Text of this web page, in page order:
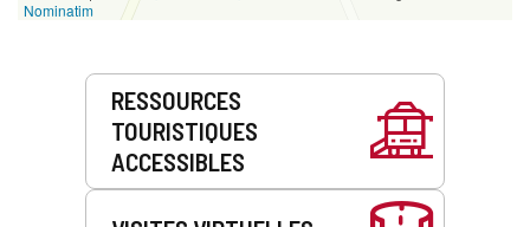
Nominatim
Prestations
RESSOURCES
TOURISTIQUES
ACCESSIBLES